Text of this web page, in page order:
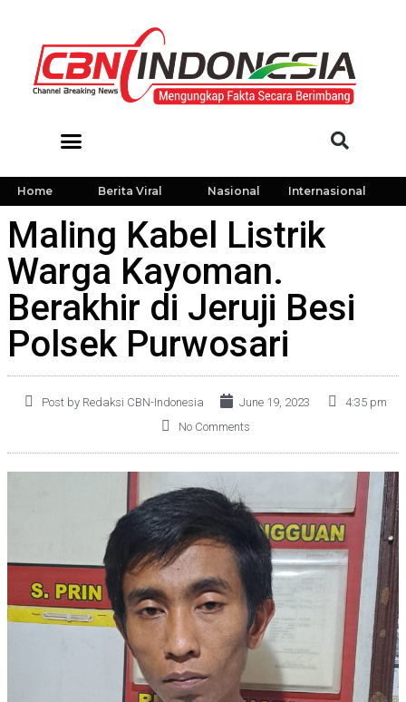
Home Berita Viral Nasional Internasional
Maling Kabel Listrik
Warga Kayoman.
Berakhir di Jeruji Besi
Polsek Purwosari
Post by Redaksi CBN-Indonesia June 19, 2023
4:35 pm
No Comments